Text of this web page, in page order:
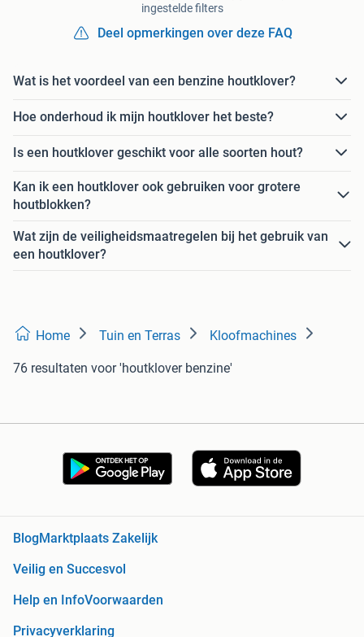
ingestelde filters
Deel opmerkingen over deze FAQ
Wat is het voordeel van een benzine houtklover?
Hoe onderhoud ik mijn houtklover het beste?
Is een houtklover geschikt voor alle soorten hout?
Kan ik een houtklover ook gebruiken voor grotere
houtblokken?
Wat zijn de veiligheidsmaatregelen bij het gebruik van
een houtklover?
Home Tuin en Terras Kloofmachines
76 resultaten voor 'houtklover benzine'
BlogMarktplaats Zakelijk
Veilig en Succesvol
Help en InfoVoorwaarden
Privacyverklaring